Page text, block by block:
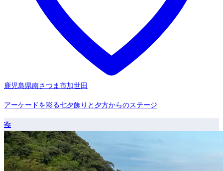
鹿児島県南さつま市加世田
アーケードを彩る七夕飾りと夕方からのステージ
🎋